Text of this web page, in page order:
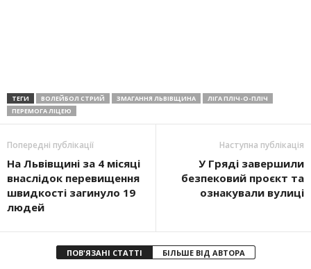
ТЕГИ ВОЛЕЙБОЛ СТРИЙ ЗМАГАННЯ ЛЬВІВЩИНА
ЛІГА ПЛІЧ-О-ПЛІЧ
ПЕРЕМОГА ЛІЦЕЮ
Попередні публікації
На Львівщині за 4 місяці
внаслідок перевищення
швидкості загинуло 19
людей
Наступна публікація
У Гряді завершили
безпековий проєкт та
ознакували вулиці
ПОВ'ЯЗАНІ СТАТТІ БІЛЬШЕ ВІД АВТОРА